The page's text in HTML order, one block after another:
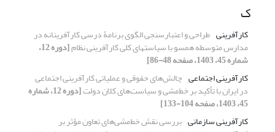
ک
کارآفرینی طراحی و اعتبارسنجی الگوی برنامۀ درسی کارآفرینانه در
مدارس متوسطه همسو با سیاست‏های کلی کارآفرینی نظام [دوره 12،
شماره 45، 1403، صفحه 48-86]
کارآفرینی اجتماعی چالش‌‌های حقوقی و عملیاتی کارآفرینی اجتماعی
در ایران با تأکید بر خط‌مشی و سیاست‌‌های کلان دولت [دوره 12، شماره
45، 1403، صفحه 104-133]
کارآفرینی سازمانی بررسی نقش خط‌مشی‌های تعاون مؤثر بر